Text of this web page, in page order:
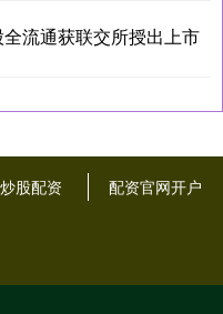
流通获联交所授出上市
炒股配资 配资官网开户